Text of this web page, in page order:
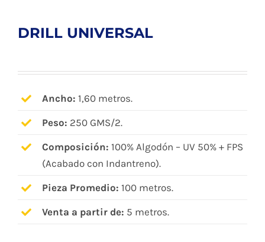
DRILL UNIVERSAL
Ancho: 1,60 metros.
Peso: 250 GMS/2.
Composición: 100% Algodón – UV 50% + FPS
(Acabado con Indantreno).
Pieza Promedio: 100 metros.
Venta a partir de: 5 metros.